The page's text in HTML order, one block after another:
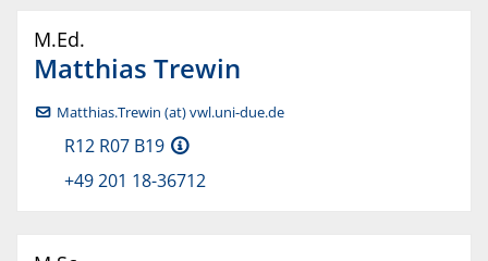
M.Ed.
Matthias Trewin
Matthias.Trewin (at) vwl.uni-due.de
R12 R07 B19
+49 201 18-36712